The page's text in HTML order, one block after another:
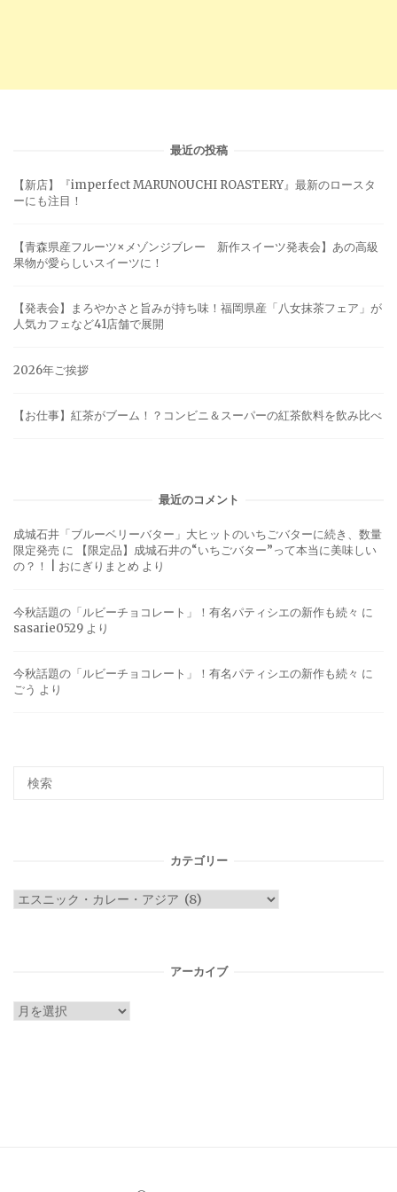
最近の投稿
【新店】『imperfect MARUNOUCHI ROASTERY』最新のロースタ
ーにも注目！
【青森県産フルーツ×メゾンジブレー 新作スイーツ発表会】あの高級
果物が愛らしいスイーツに！
【発表会】まろやかさと旨みが持ち味！福岡県産「八女抹茶フェア」が
人気カフェなど41店舗で展開
2026年ご挨拶
【お仕事】紅茶がブーム！？コンビニ＆スーパーの紅茶飲料を飲み比べ
最近のコメント
成城石井「ブルーベリーバター」大ヒットのいちごバターに続き、数量
限定発売 に
【限定品】成城石井の“いちごバター”って本当に美味しい
の？！ | おにぎりまとめ より
今秋話題の「ルビーチョコレート」！有名パティシエの新作も続々 に
sasarie0529 より
今秋話題の「ルビーチョコレート」！有名パティシエの新作も続々 に
ごう より
カテゴリー
カ
アーカイブ
ア